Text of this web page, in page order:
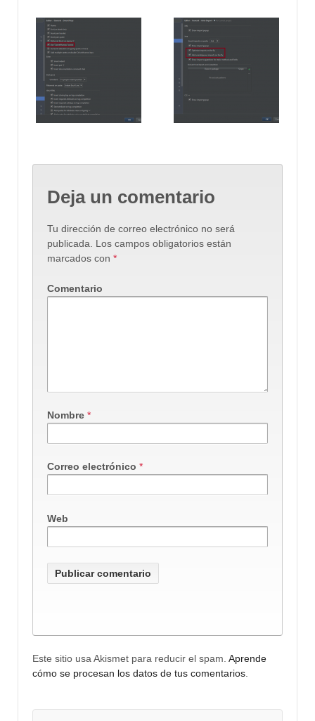
Deja un comentario
Tu dirección de correo electrónico no será
publicada.
Los campos obligatorios están
marcados con *
Comentario
Nombre *
Correo electrónico *
Web
Este sitio usa Akismet para reducir el spam. Aprende
cómo se procesan los datos de tus comentarios